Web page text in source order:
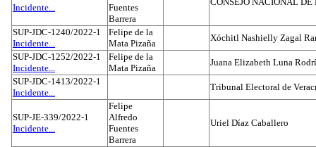
Incidente...
Fuentes
Barrera
SUP-JDC-1240/2022-1
Incidente...
Felipe de la
Mata Pizaña
Xóchitl Nashielly Zagal
SUP-JDC-1252/2022-1
Incidente...
Felipe de la
Mata Pizaña
Juana Elizabeth Luna
SUP-JDC-1413/2022-1
Incidente...
Tribunal Electoral de
SUP-JE-339/2022-1
Incidente...
Felipe
Alfredo
Fuentes
Barrera
Uriel Díaz Caballero